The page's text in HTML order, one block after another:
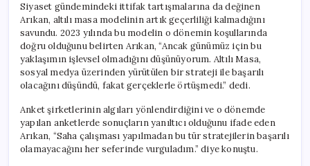
Siyaset gündemindeki ittifak tartışmalarına da değinen
Arıkan, altılı masa modelinin artık geçerliliği kalmadığını
savundu. 2023 yılında bu modelin o dönemin koşullarında
doğru olduğunu belirten Arıkan, “Ancak günümüz için bu
yaklaşımın işlevsel olmadığını düşünüyorum. Altılı Masa,
sosyal medya üzerinden yürütülen bir strateji ile başarılı
olacağını düşündü, fakat gerçeklerle örtüşmedi.” dedi.
Anket şirketlerinin algıları yönlendirdiğini ve o dönemde
yapılan anketlerde sonuçların yanıltıcı olduğunu ifade eden
Arıkan, “Saha çalışması yapılmadan bu tür stratejilerin başarılı
olamayacağını her seferinde vurguladım.” diye konuştu.